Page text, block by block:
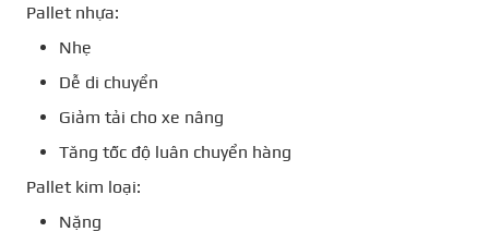
Pallet nhựa:
Nhẹ
Dễ di chuyển
Giảm tải cho xe nâng
Tăng tốc độ luân chuyển hàng
Pallet kim loại:
Nặng